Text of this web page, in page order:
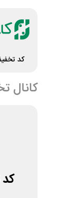
کد
کانال
کد تخفیف